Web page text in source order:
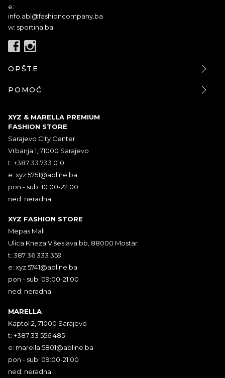
e:
info.abl@fashioncompany.ba
w: sportina.ba
OPŠTE
POMOĆ
XYZ & MARELLA PREMIUM
FASHION STORE
Sarajevo City Center
Vrbanja 1, 71000 Sarajevo
t: +387 33 733 010
e: xyz.5751@abline.ba
pon - sub: 10:00-22:00
ned: neradna
XYZ FASHION STORE
Mepas Mall
Ulica Kneza Višeslava bb, 88000 Mostar
t: 387 36 333 359
e: xyz.5741@abline.ba
pon - sub: 09:00-21:00
ned: neradna
MARELLA
Kaptol 2, 71000 Sarajevo
t: +387 33 556 485
e: marella.5801@abline.ba
pon - sub: 09:00-21:00
ned: neradna